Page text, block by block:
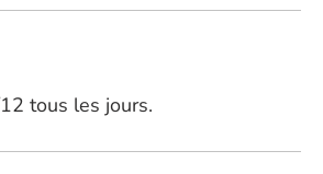
tous les jours.